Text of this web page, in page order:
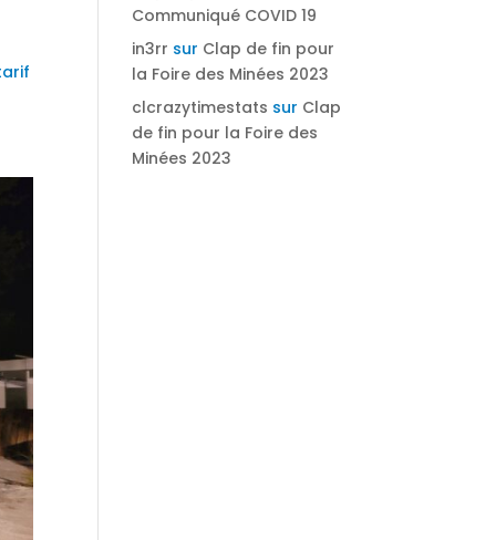
Communiqué COVID 19
in3rr sur Clap de fin pour
la Foire des Minées 2023
clcrazytimestats sur Clap
de fin pour la Foire des
Minées 2023